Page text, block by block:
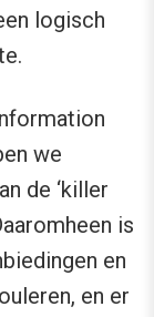
logisch
we
de ‘killer
is
en
en er